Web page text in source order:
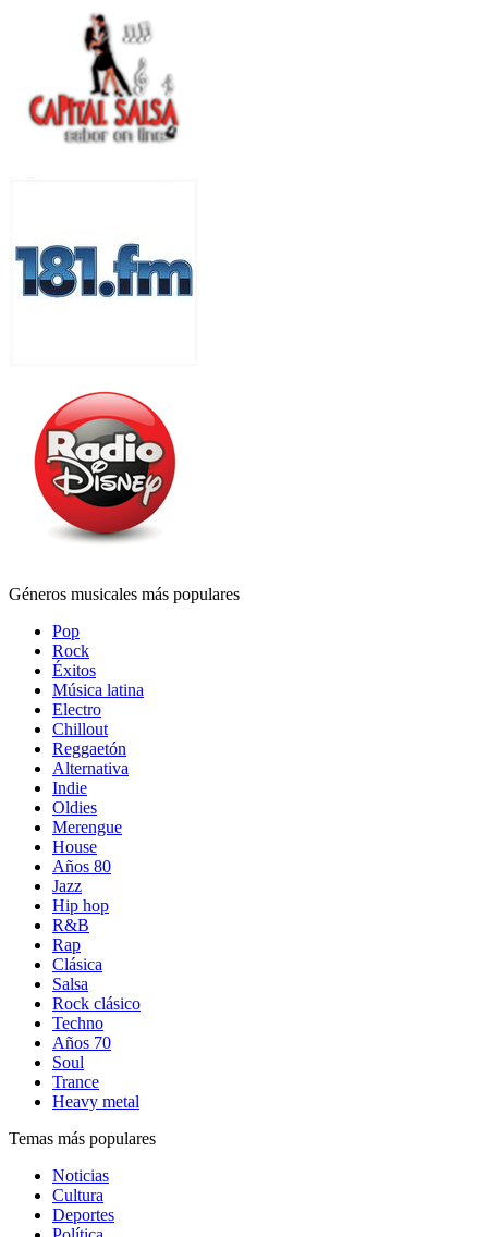
Géneros musicales más populares
Pop
Rock
Éxitos
Música latina
Electro
Chillout
Reggaetón
Alternativa
Indie
Oldies
Merengue
House
Años 80
Jazz
Hip hop
R&B
Rap
Clásica
Salsa
Rock clásico
Techno
Años 70
Soul
Trance
Heavy metal
Temas más populares
Noticias
Cultura
Deportes